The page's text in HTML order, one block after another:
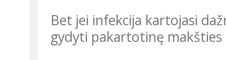
Bet jei infekcija kartojasi
gydyti pakartotinę makšties